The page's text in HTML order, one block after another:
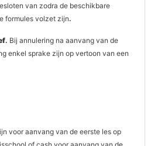
van zodra de beschikbare
formules volzet zijn.
. Bij annulering na aanvang van de
enkel sprake zijn op vertoon van een
voor aanvang van de eerste les op